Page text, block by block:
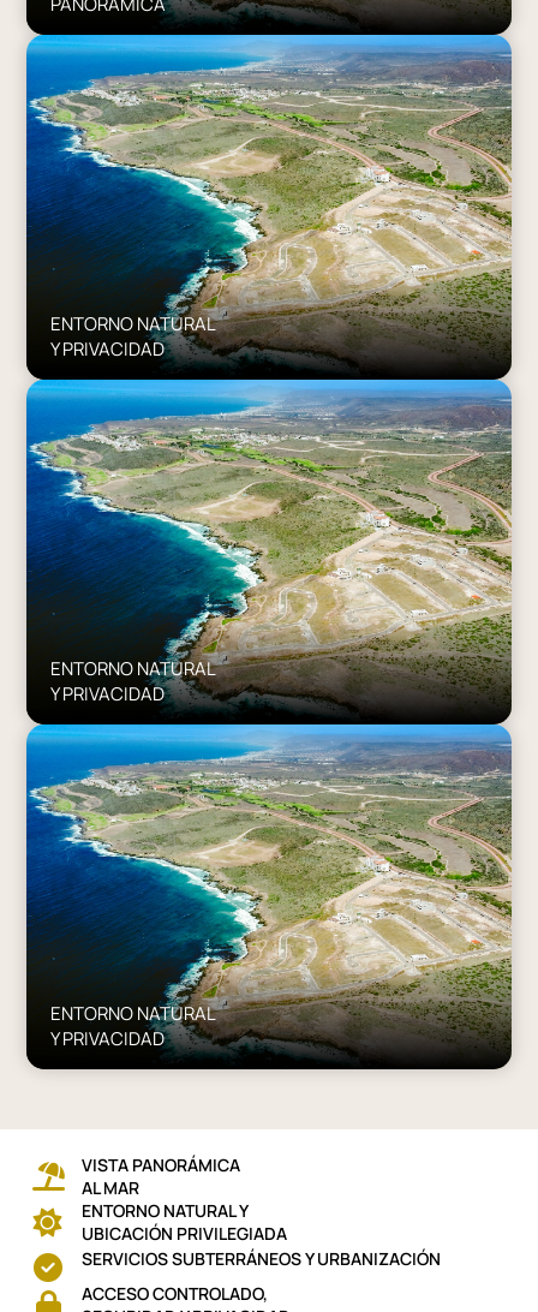
ENTORNO NATURAL
Y PRIVACIDAD
ENTORNO NATURAL
Y PRIVACIDAD
ENTORNO NATURAL
Y PRIVACIDAD
VISTA PANORÁMICA
AL MAR
ENTORNO NATURAL Y
UBICACIÓN PRIVILEGIADA
SERVICIOS SUBTERRÁNEOS Y URBANIZACIÓN
ACCESO CONTROLADO,